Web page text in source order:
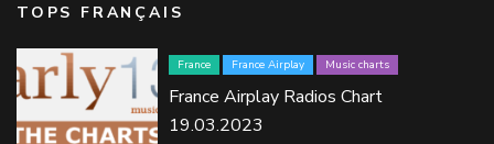
TOPS FRANÇAIS
France France Airplay Music charts
France Airplay Radios Chart
19.03.2023